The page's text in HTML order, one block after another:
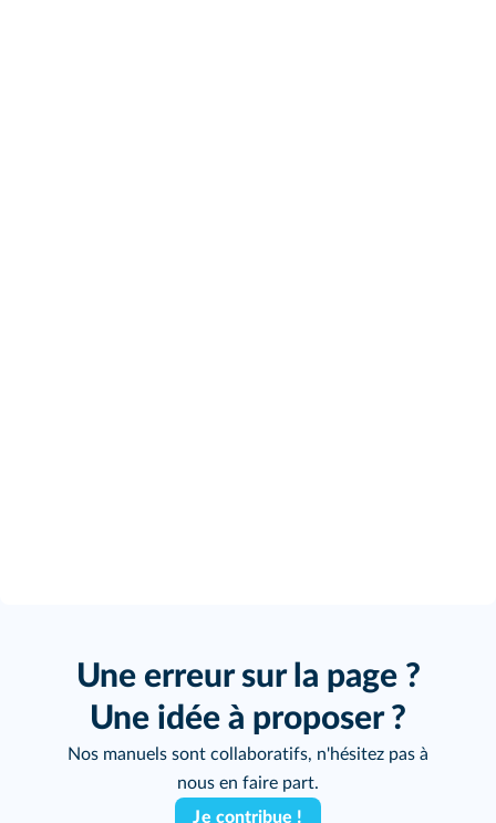
Une erreur sur la page ?
Une idée à proposer ?
Nos manuels sont collaboratifs, n'hésitez pas à
nous en faire part.
Je contribue !